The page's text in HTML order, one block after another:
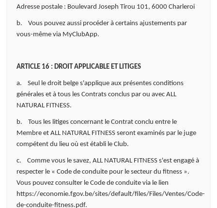
Adresse postale : Boulevard Joseph Tirou 101, 6000 Charleroi
b. Vous pouvez aussi procéder à certains ajustements par
vous-même via MyClubApp.
ARTICLE 16 : DROIT APPLICABLE ET LITIGES
a. Seul le droit belge s'applique aux présentes conditions
générales et à tous les Contrats conclus par ou avec ALL
NATURAL FITNESS.
b. Tous les litiges concernant le Contrat conclu entre le
Membre et ALL NATURAL FITNESS seront examinés par le juge
compétent du lieu où est établi le Club.
c. Comme vous le savez, ALL NATURAL FITNESS s'est engagé à
respecter le « Code de conduite pour le secteur du fitness ».
Vous pouvez consulter le Code de conduite via le lien
https://economie.fgov.be/sites/default/files/Files/Ventes/Code-
de-conduite-fitness.pdf.